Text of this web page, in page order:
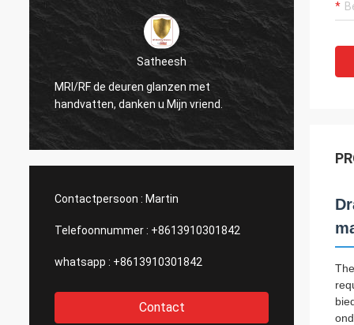
Satheesh
MRI/RF de deuren glanzen met
handvatten, danken u Mijn vriend.
Contactpersoon : Martin
Telefoonnummer : +8613910301842
whatsapp : +8613910301842
Contact